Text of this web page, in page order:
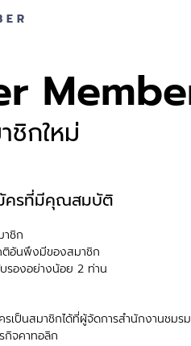
ชิกใหม่
ครที่มีคุณสมบัติ
ชิก
อันพึงมีของสมาชิก
รองอย่างน้อย 2 ท่าน
เป็นสมาชิกได้ที่ผู้จัดการสำนักงานชมร
กิจคาทอลิก